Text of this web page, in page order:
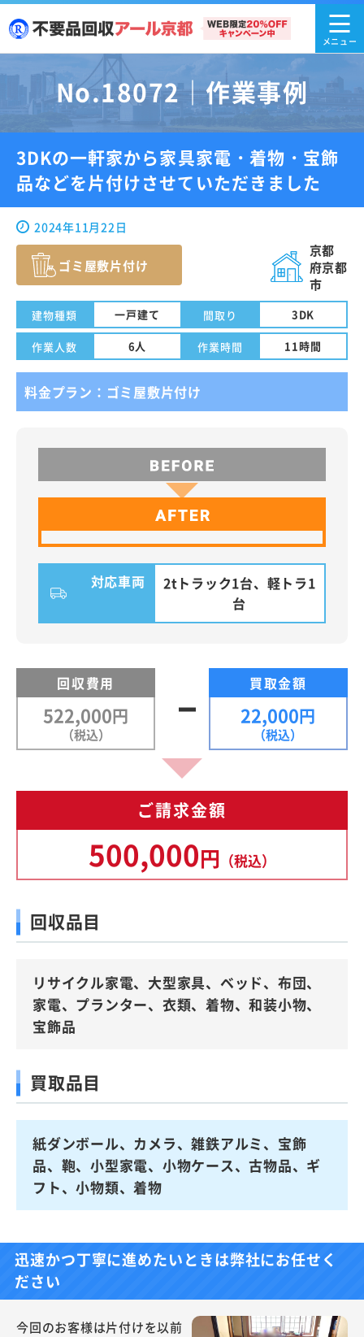
No.18072｜作業事例
3DKの一軒家から家具家電・着物・宝飾
品などを片付けさせていただきました
2024年11月22日
ゴミ屋敷片付け
京都
府京都
市
建物種類 一戸建て 間取り 3DK
作業人数 6人 作業時間 11時間
料金プラン：ゴミ屋敷片付け
対応車両
2tトラック1台、軽トラ1
台
回収費用
522,000円
（税込）
買取金額
22,000円
（税込）
ご請求金額
500,000円 （税込）
回収品目
リサイクル家電、大型家具、ベッド、布団、
家電、プランター、衣類、着物、和装小物、
宝飾品
買取品目
紙ダンボール、カメラ、雑鉄アルミ、宝飾
品、鞄、小型家電、小物ケース、古物品、ギ
フト、小物類、着物
迅速かつ丁寧に進めたいときは弊社にお任せく
ださい
今回のお客様は片付けを以前